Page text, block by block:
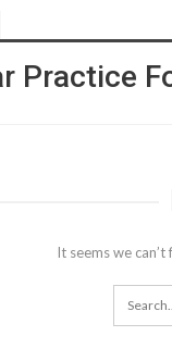
Practice
It seems we